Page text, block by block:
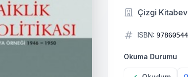
Çizgi
ISBN:
Okuma Durumu